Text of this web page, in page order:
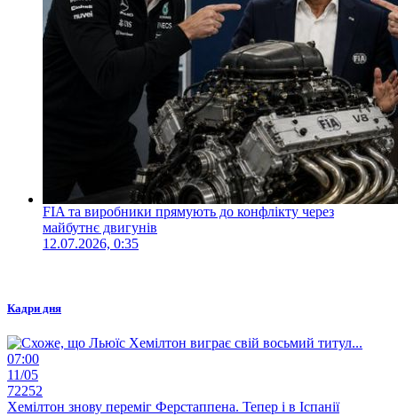
FIA та виробники прямують до конфлікту через
майбутнє двигунів
12.07.2026, 0:35
Кадри дня
07:00
11/05
72252
Хемілтон знову переміг Ферстаппена. Тепер і в Іспанії